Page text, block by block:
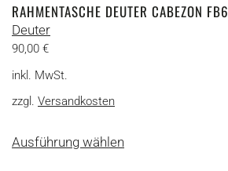
RAHMENTASCHE DEUTER CABEZON FB6
Deuter
90,00 €
inkl. MwSt.
zzgl. Versandkosten
Ausführung wählenProdukt